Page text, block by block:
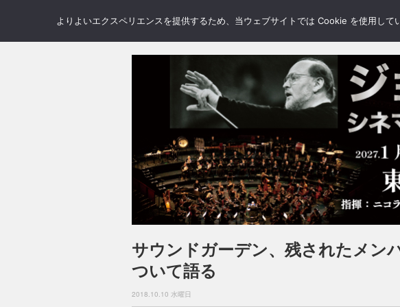
NEWS REVIEWS GALLERY BLOGS
サウンドガーデン、残されたメン
ついて語る
2018.10.10 水曜日
よりよいエクスペリエンスを提供するため、当ウェブサイトでは Cookie を使用し